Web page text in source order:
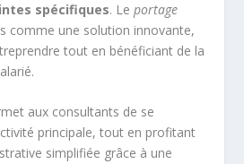
spécifiques. Leportage
comme une solution innovante,
tout en bénéficiant de la
aux consultants de se
principale, tout en profitant
simplifiée grâce à une